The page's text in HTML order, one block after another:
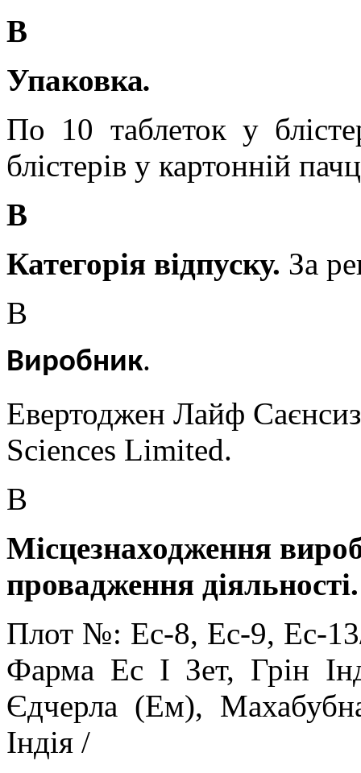
В
Упаковка.
По 10 таблеток у
блістерів у картонній
В
Категорія відпуску. За
В
Виробник.
Евертоджен Лайф
Sciences Limited.
В
Місцезнаходження
провадження діяльності.
Плот №: Ес-8, Ес-9, Ес-
Фарма Ес І Зет, Грін
Єдчерла (Ем),
Індія /